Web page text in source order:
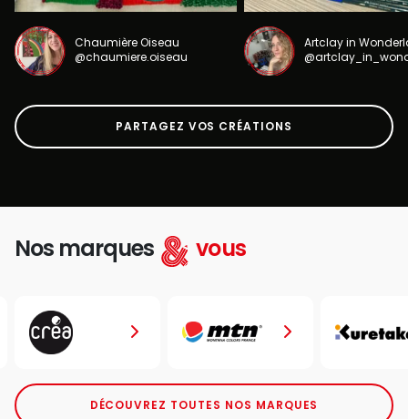
Chaumière Oiseau
@chaumiere.oiseau
Artclay in
PARTAGEZ VOS CRÉATIONS
Nos marques vous
DÉCOUVREZ TOUTES NOS MARQUES